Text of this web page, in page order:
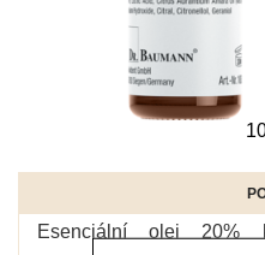
Esenciální olej 20%